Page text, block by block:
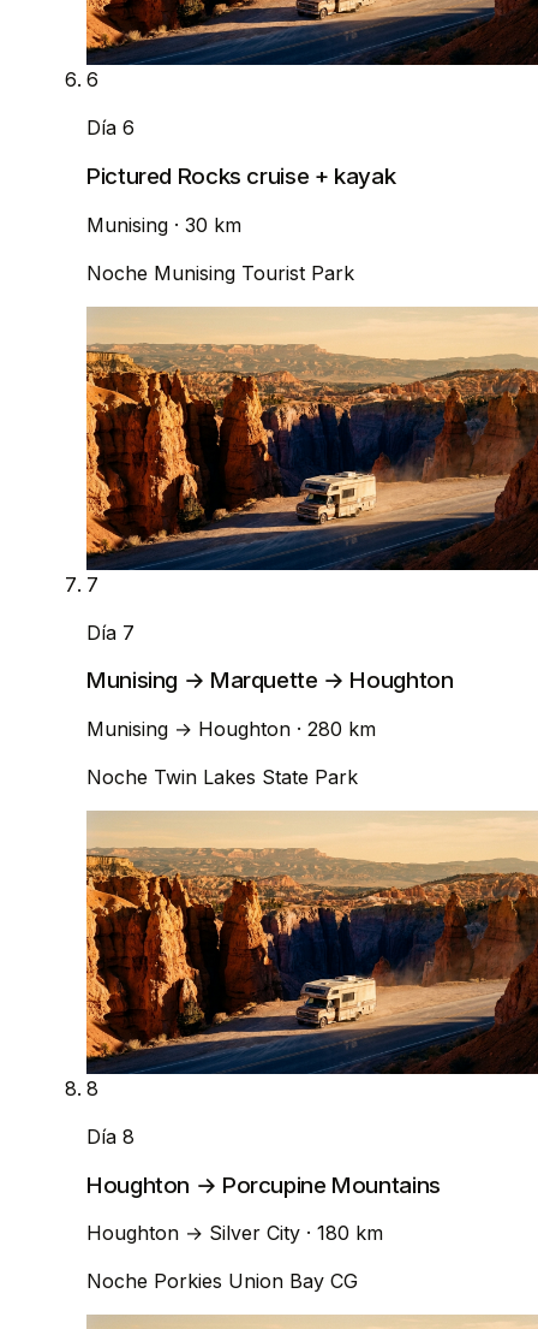
6
Día 6
Pictured Rocks cruise + kayak
Munising · 30 km
Noche Munising Tourist Park
7
Día 7
Munising → Marquette → Houghton
Munising → Houghton · 280 km
Noche Twin Lakes State Park
8
Día 8
Houghton → Porcupine Mountains
Houghton → Silver City · 180 km
Noche Porkies Union Bay CG